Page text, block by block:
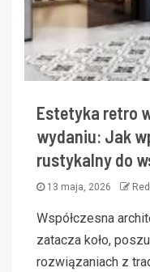
Estetyka retro
wydaniu: Jak
rustykalny do
13 maja, 2026
Współczesna
zatacza koło,
rozwiązaniach z